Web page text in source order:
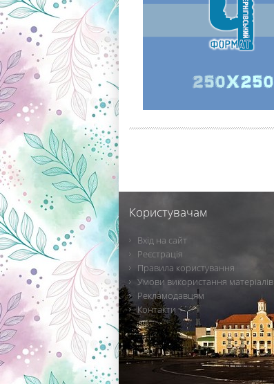
Користувачам
Вхід на сайт
Реєстрація
Правила користування
Умови використання матеріалів
Рекламодавцям
Контакти